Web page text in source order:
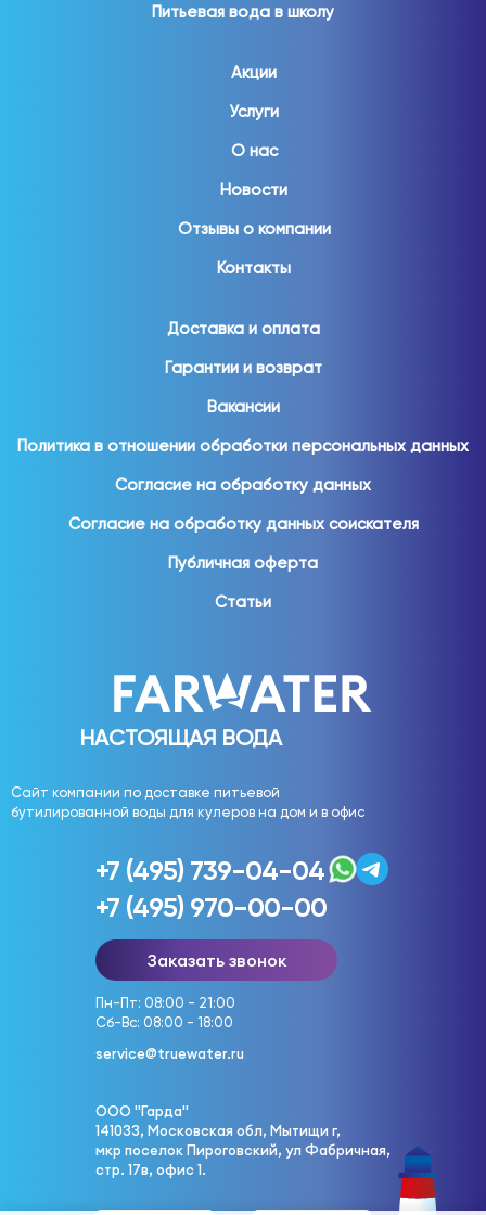
НАСТОЯЩАЯ ВОДА
Сайт компании по доставке питьевой
бутилированной воды для кулеров на дом и в офис
Питьевая вода в школу
Акции
Услуги
О нас
Новости
Отзывы о компании
Контакты
Доставка и оплата
Гарантии и возврат
Вакансии
Политика в отношении обработки персональных данных
Согласие на обработку данных
Согласие на обработку данных соискателя
Публичная оферта
Статьи
+7 (495) 739-04-04
+7 (495) 970-00-00
Заказать звонок
Пн-Пт: 08:00 - 21:00
Сб-Вс: 08:00 - 18:00
service@truewater.ru
ООО "Гарда"
141033, Московская обл, Мытищи г,
мкр поселок Пироговский, ул Фабричная,
стр. 17в, офис 1.